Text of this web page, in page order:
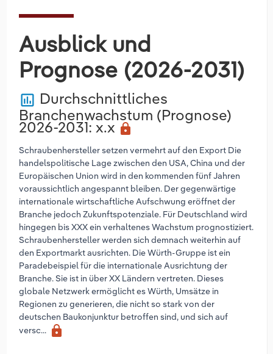
Ausblick und
Prognose (2026-2031)
poll Durchschnittliches
Branchenwachstum (Prognose)
2026-2031: x.x lock
Schraubenhersteller setzen vermehrt auf den Export Die
handelspolitische Lage zwischen den USA, China und der
Europäischen Union wird in den kommenden fünf Jahren
voraussichtlich angespannt bleiben. Der gegenwärtige
internationale wirtschaftliche Aufschwung eröffnet der
Branche jedoch Zukunftspotenziale. Für Deutschland wird
hingegen bis XXX ein verhaltenes Wachstum prognostiziert.
Schraubenhersteller werden sich demnach weiterhin auf
den Exportmarkt ausrichten. Die Würth-Gruppe ist ein
Paradebeispiel für die internationale Ausrichtung der
Branche. Sie ist in über XX Ländern vertreten. Dieses
globale Netzwerk ermöglicht es Würth, Umsätze in
Regionen zu generieren, die nicht so stark von der
deutschen Baukonjunktur betroffen sind, und sich auf
versc... lock